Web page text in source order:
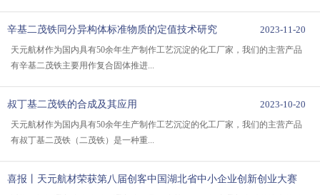
辛基二茂铁同分异构体标准物质的定值技术研究 2023-11-20
天元航材作为国内具有50余年生产制作工艺沉淀的化工厂家，我们的主营产品
有辛基二茂铁主要用作复合固体推进...
叔丁基二茂铁的合成及其应用 2023-10-20
天元航材作为国内具有50余年生产制作工艺沉淀的化工厂家，我们的主营产品
有叔丁基二茂铁（二茂铁）是一种重...
喜报丨天元航材荣获第八届创客中国湖北省中小企业创新创业大赛